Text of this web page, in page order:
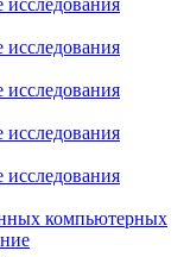
компьютерных